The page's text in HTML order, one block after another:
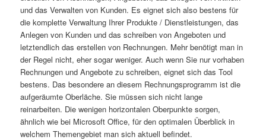
und das Verwalten von Kunden. Es eignet sich also bestens für
die komplette Verwaltung Ihrer Produkte / Dienstleistungen, das
Anlegen von Kunden und das schreiben von Angeboten und
letztendlich das erstellen von Rechnungen. Mehr benötigt man in
der Regel nicht, eher sogar weniger. Auch wenn Sie nur vorhaben
Rechnungen und Angebote zu schreiben, eignet sich das Tool
bestens. Das besondere an diesem Rechnungsprogramm ist die
aufgeräumte Oberläche. Sie müssen sich nicht lange
reinarbeiten. Die wenigen horizontalen Oberpunkte sorgen,
ähnlich wie bei Microsoft Office, für den optimalen Überblick in
welchem Themengebiet man sich aktuell befindet.